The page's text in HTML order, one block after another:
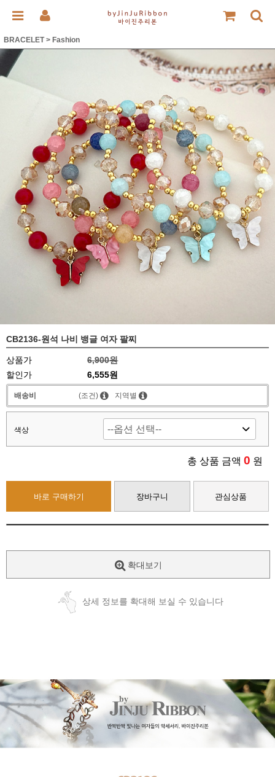
BRACELET> Fashion
CB2136-원석 나비 뱅글 여자 팔찌
상품가
6,900원
할인가
6,555원
배송비 (조건) 지역별
색상
총 상품 금액 0 원
바로 구매하기 장바구니 관심상품
확대보기
상세 정보를 확대해 보실 수 있습니다